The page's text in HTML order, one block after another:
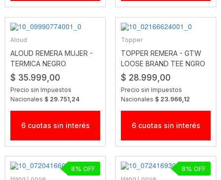
Aloud
ALOUD REMERA MUJER -
TERMICA NEGRO
$ 35.999,00
Precio sin Impuestos
Nacionales $ 29.751,24
6 cuotas sin interés
Topper
TOPPER REMERA - GTW
LOOSE BRAND TEE NGRO
JET
$ 28.999,00
Precio sin Impuestos
Nacionales $ 23.966,12
6 cuotas sin interés
8 8